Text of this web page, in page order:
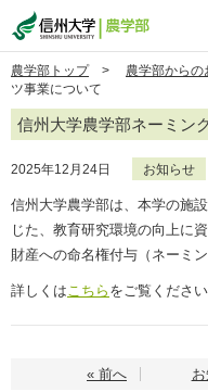
農学部トップ> 農学部からの
ツ事業について
信州大学農学部ネーミン
2025年12月24日 お知らせ
信州大学農学部は、本学の施
じた、教育研究環境の向上に
財産への命名権付与（ネーミ
詳しくはこちら をご覧ください
« 前へ